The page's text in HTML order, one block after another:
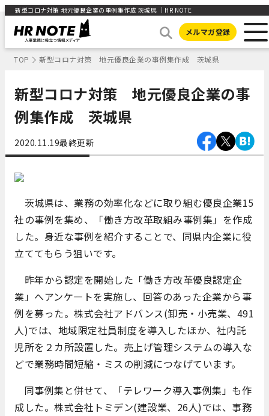
新型コロナ対策 地元優良企業の事例集作成 茨城県 ｜HR NOTE
メルマガ登録
TOP 新型コロナ対策 地元優良企業の事例集作成 茨城県
新型コロナ対策 地元優良企業の事
例集作成 茨城県
2020.11.19最終更新
茨城県は、業務の効率化などに取り組む優良企業15
社の事例を集め、「働き方改革取組み事例集」を作成
した。身近な事例を紹介することで、同県内企業に役
立ててもらう狙いです。
昨年から認定を開始した「働き方改革優良認定企
業」へアンケ―トを実施し、回答のあった企業から事
例を募った。株式会社アドバンス(卸売・小売業、491
人)では、地域限定社員制度を導入したほか、社内託
児所を２カ所設置した。売上げ管理システムの導入な
どで業務時間短縮・ミスの削減につなげています。
同事例集と併せて、「テレワーク導入事例集」も作
成した。株式会社トミデン(建設業、26人)では、事務